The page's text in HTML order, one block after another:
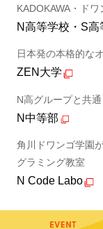
KADOKAWA・ド
N高等学校・S
日本発の本格的な
ZEN大学
N高グループと共
N中等部
角川ドワンゴ学園
グラミング教室
N Code Labo